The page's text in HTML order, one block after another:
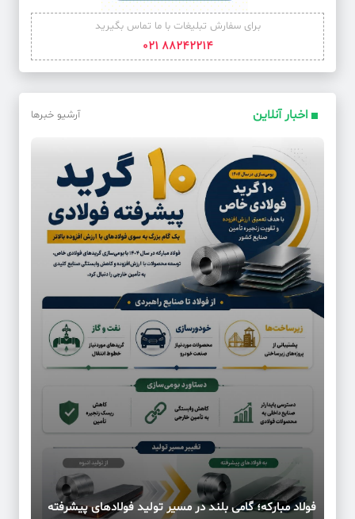
برای سفارش تبلیغات با ما تماس بگیرید
88242214 021
اخبار آنلاین آرشیو خبرها
فولاد مبارکه؛ گامی بلند در مسیر تولید فولادهای پیشرفته